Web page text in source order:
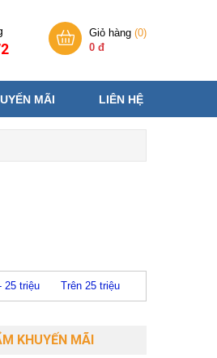
Giỏ hàng (0)
0 đ
MÃI LIÊN HỆ
25 triệu Trên 25 triệu
KHUYẾN MÃI